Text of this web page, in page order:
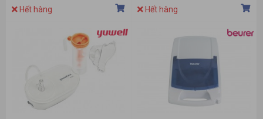
Hết hàng Hết hàng